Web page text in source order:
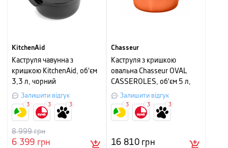
KitchenAid
Каструля чавунна з
кришкою KitchenAid, об'єм
3,3 л, чорний
Залишити відгук
6 399 грн
8 999грн
3 3 3
Chasseur
Каструля з кришкою
овальна Chasseur OVAL
CASSEROLES, об'єм 5 л,
діаметр 29 см,
мандариновий
Залишити відгук
16 810грн
3 3 3